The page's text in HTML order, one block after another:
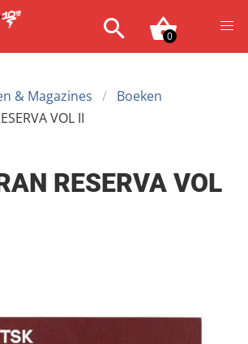
0
& Magazines
Boeken
VOL II
RESERVA VOL